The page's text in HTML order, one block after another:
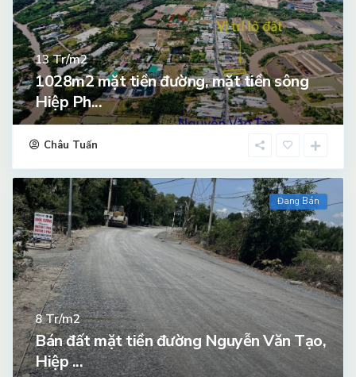
13Tr/m2
1028m2 mặt tiền đường, mặt tiền sông
Hiệp Ph...
Châu Tuấn
Đang Bán
8Tr/m2
Bán đất mặt tiền đường Nguyễn Văn Tạo,
Hiệp ...